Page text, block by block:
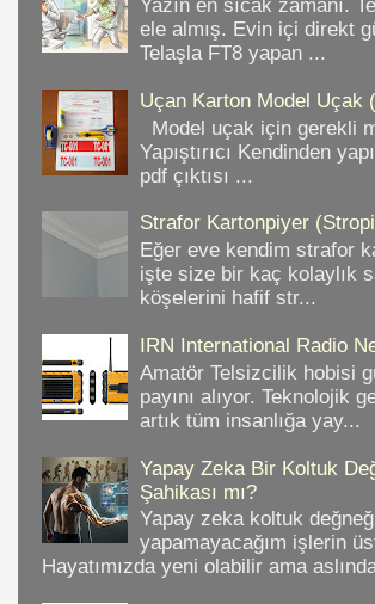
Yazın en sıcak zamanı.
ele almış. Evin içi direkt
Telaşla FT8 yapan ...
Uçan Karton Model Uçak
Model uçak için gerekli
Yapıştırıcı Kendinden
pdf çıktısı ...
Strafor Kartonpiyer
Eğer eve kendim strafor
işte size bir kaç kolaylık
köşelerini hafif str...
IRN International Radio
Amatör Telsizcilik hobisi
payını alıyor. Teknolojik
artık tüm insanlığa yay...
Yapay Zeka Bir Koltuk
Şahikası mı?
Yapay zeka koltuk
yapamayacağım işlerin
Hayatımızda yeni olabilir ama